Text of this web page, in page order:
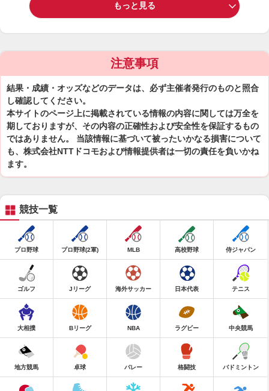
もっと見る
注意事項
結果・成績・オッズなどのデータは、必ず主催者発行のものと照合
し確認してください。
本サイトのページ上に掲載されている情報の内容に関しては万全を
期しておりますが、その内容の正確性および安全性を保証するもの
ではありません。 当該情報に基づいて被ったいかなる損害について
も、株式会社NTTドコモおよび情報提供者は一切の責任を負いかね
ます。
競技一覧
プロ野球 プロ野球(2軍) MLB 高校野球 侍ジャパン
ゴルフ Jリーグ 海外サッカー 日本代表 テニス
大相撲 Bリーグ NBA ラグビー 中央競馬
地方競馬 卓球 バレー 格闘技 バドミントン